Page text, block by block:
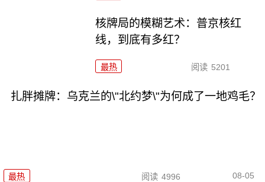
核牌局的模糊艺术：普京核红
线，到底有多红？
最热 阅读 5201
扎胖摊牌：乌克兰的\"北约梦\"为何成了一地鸡毛？
最热 阅读 4996 08-05